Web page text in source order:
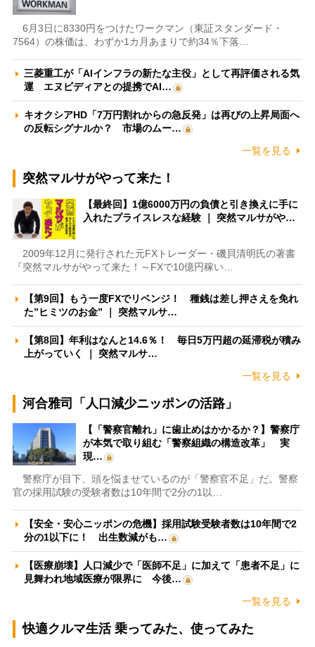
6月3日に8330円をつけたワークマン（東証スタンダード・
7564）の株価は、わずか1カ月あまりで約34％下落…
三菱重工が「AIインフラの新たな主役」として再評価される気
運 エヌビディアとの提携でAI…
キオクシアHD「7万円割れからの急反発」は再びの上昇局面へ
の反転シグナルか？ 市場のムー…
一覧を見る
突然マルサがやって来た！
【最終回】1億6000万円の負債と引き換えに手に
入れたプライスレスな経験 ｜ 突然マルサがや…
2009年12月に発行された元FXトレーダー・磯貝清明氏の著書
『突然マルサがやって来た！～FXで10億円稼い…
【第9回】もう一度FXでリベンジ！ 種銭は差し押さえを免れ
た”ヒミツのお金” ｜ 突然マルサ…
【第8回】年利はなんと14.6％！ 毎日5万円超の延滞税が積み
上がっていく ｜ 突然マルサ…
一覧を見る
河合雅司「人口減少ニッポンの活路」
【「警察官離れ」に歯止めはかかるか？】警察庁
が本気で取り組む「警察組織の構造改革」 実
現…
警察庁が目下、頭を悩ませているのが「警察官不足」だ。警察
官の採用試験の受験者数は10年間で2分の1以…
【安全・安心ニッポンの危機】採用試験受験者数は10年間で2
分の1以下に！ 出生数減がも…
【医療崩壊】人口減少で「医師不足」に加えて「患者不足」に
見舞われ地域医療が限界に 今後…
一覧を見る
快適クルマ生活 乗ってみた、使ってみた